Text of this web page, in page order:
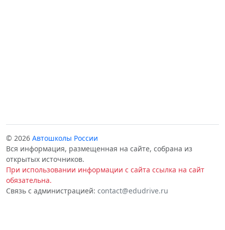
© 2026 Автошколы России
Вся информация, размещенная на сайте, собрана из
открытых источников.
При использовании информации с сайта ссылка на сайт
обязательна.
Связь с администрацией: contact@edudrive.ru